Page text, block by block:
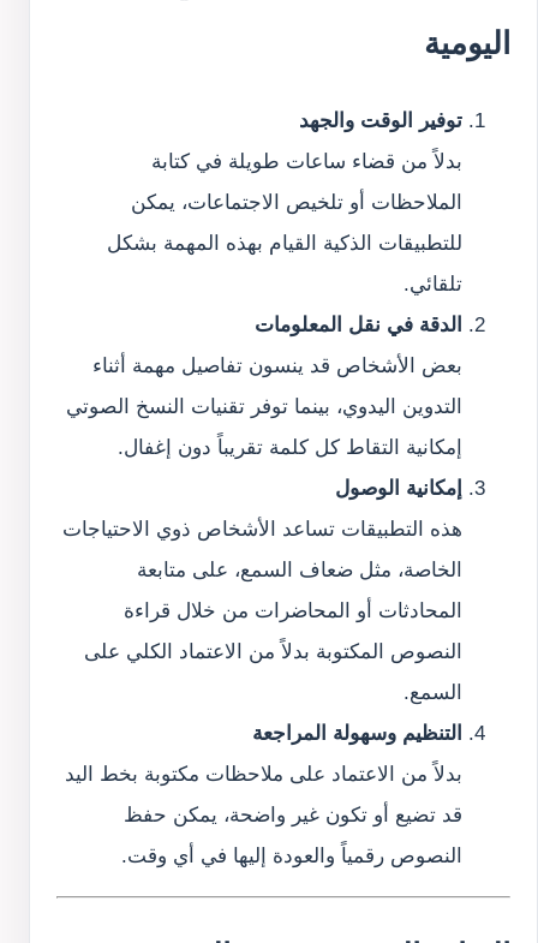
اليومية
توفير الوقت والجهد
بدلاً من قضاء ساعات طويلة في كتابة
الملاحظات أو تلخيص الاجتماعات، يمكن
للتطبيقات الذكية القيام بهذه المهمة بشكل
تلقائي.
الدقة في نقل المعلومات
بعض الأشخاص قد ينسون تفاصيل مهمة أثناء
التدوين اليدوي، بينما توفر تقنيات النسخ الصوتي
إمكانية التقاط كل كلمة تقريباً دون إغفال.
إمكانية الوصول
هذه التطبيقات تساعد الأشخاص ذوي الاحتياجات
الخاصة، مثل ضعاف السمع، على متابعة
المحادثات أو المحاضرات من خلال قراءة
النصوص المكتوبة بدلاً من الاعتماد الكلي على
السمع.
التنظيم وسهولة المراجعة
بدلاً من الاعتماد على ملاحظات مكتوبة بخط اليد
قد تضيع أو تكون غير واضحة، يمكن حفظ
النصوص رقمياً والعودة إليها في أي وقت.